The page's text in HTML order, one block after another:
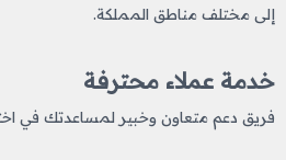
إلى مختلف مناطق المملكة.
خدمة عملاء محترفة
فريق دعم متعاون وخبير لمساعدتك في